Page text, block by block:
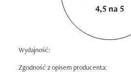
4,5 na 5
Wydajność:
Zgodność z opisem producenta: